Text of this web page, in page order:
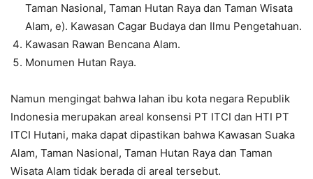
Taman Nasional, Taman Hutan Raya dan Taman Wisata
Alam, e). Kawasan Cagar Budaya dan Ilmu Pengetahuan.
Kawasan Rawan Bencana Alam.
Monumen Hutan Raya.
Namun mengingat bahwa lahan ibu kota negara Republik
Indonesia merupakan areal konsensi PT ITCI dan HTI PT
ITCI Hutani, maka dapat dipastikan bahwa Kawasan Suaka
Alam, Taman Nasional, Taman Hutan Raya dan Taman
Wisata Alam tidak berada di areal tersebut.